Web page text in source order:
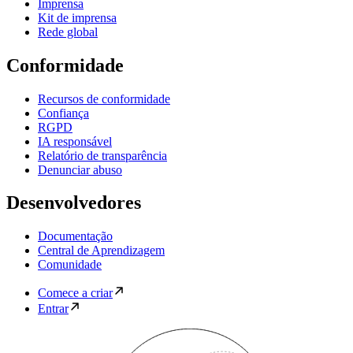
Imprensa
Kit de imprensa
Rede global
Conformidade
Recursos de conformidade
Confiança
RGPD
IA responsável
Relatório de transparência
Denunciar abuso
Desenvolvedores
Documentação
Central de Aprendizagem
Comunidade
Comece a criar
Entrar